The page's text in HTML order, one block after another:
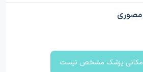
مصوری
مکانی پزشک مشخص نیست